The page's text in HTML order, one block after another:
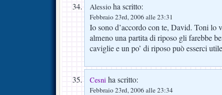
Alessio ha scritto:
Febbraio 23rd, 2006 alle 23:31
Io sono d’accordo con te, David. Toni lo
almeno una partita di riposo gli farebbe
caviglie e un po’ di riposo può esserci
Cesni ha scritto:
Febbraio 23rd, 2006 alle 23:34